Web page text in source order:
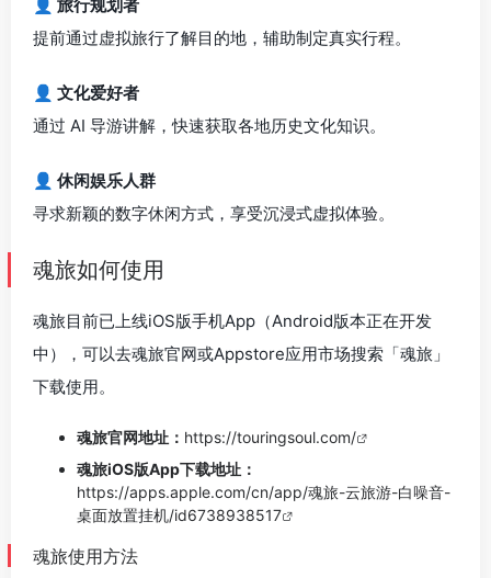
👤 旅行规划者
提前通过虚拟旅行了解目的地，辅助制定真实行程。
👤 文化爱好者
通过 AI 导游讲解，快速获取各地历史文化知识。
👤 休闲娱乐人群
寻求新颖的数字休闲方式，享受沉浸式虚拟体验。
魂旅如何使用
魂旅目前已上线iOS版手机App（Android版本正在开发
中），可以去魂旅官网或Appstore应用市场搜索「魂旅」
下载使用。
魂旅官网地址： https://touringsoul.com/
魂旅iOS版App下载地址：
https://apps.apple.com/cn/app/魂旅-云旅游-白噪音-
桌面放置挂机/id6738938517
魂旅使用方法